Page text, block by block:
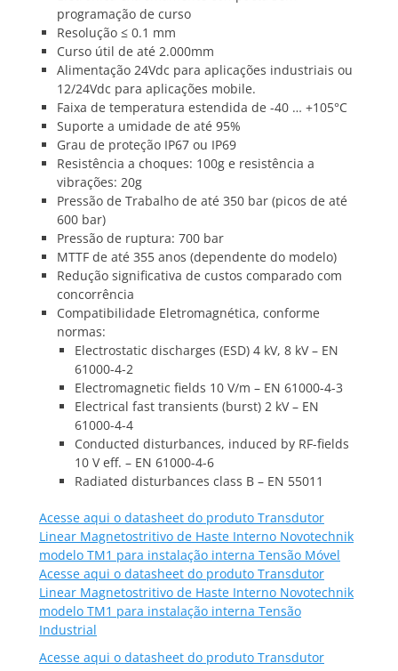
programação de curso
Resolução ≤ 0.1 mm
Curso útil de até 2.000mm
Alimentação 24Vdc para aplicações industriais ou
12/24Vdc para aplicações mobile.
Faixa de temperatura estendida de -40 … +105°C
Suporte a umidade de até 95%
Grau de proteção IP67 ou IP69
Resistência a choques: 100g e resistência a
vibrações: 20g
Pressão de Trabalho de até 350 bar (picos de até
600 bar)
Pressão de ruptura: 700 bar
MTTF de até 355 anos (dependente do modelo)
Redução significativa de custos comparado com
concorrência
Compatibilidade Eletromagnética, conforme
normas:
Electrostatic discharges (ESD) 4 kV, 8 kV – EN
61000-4-2
Electromagnetic fields 10 V/m – EN 61000-4-3
Electrical fast transients (burst) 2 kV – EN
61000-4-4
Conducted disturbances, induced by RF-fields
10 V eff. – EN 61000-4-6
Radiated disturbances class B – EN 55011
Acesse aqui o datasheet do produto Transdutor
Linear Magnetostritivo de Haste Interno Novotechnik
modelo TM1 para instalação interna Tensão Móvel
Acesse aqui o datasheet do produto Transdutor
Linear Magnetostritivo de Haste Interno Novotechnik
modelo TM1 para instalação interna Tensão
Industrial
Acesse aqui o datasheet do produto Transdutor